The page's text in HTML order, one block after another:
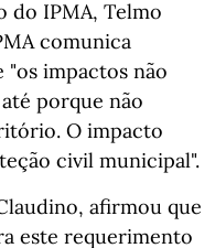
do IPMA, Telmo
comunica
impactos não
porque não
O impacto
civil municipal".
afirmou que
este requerimento